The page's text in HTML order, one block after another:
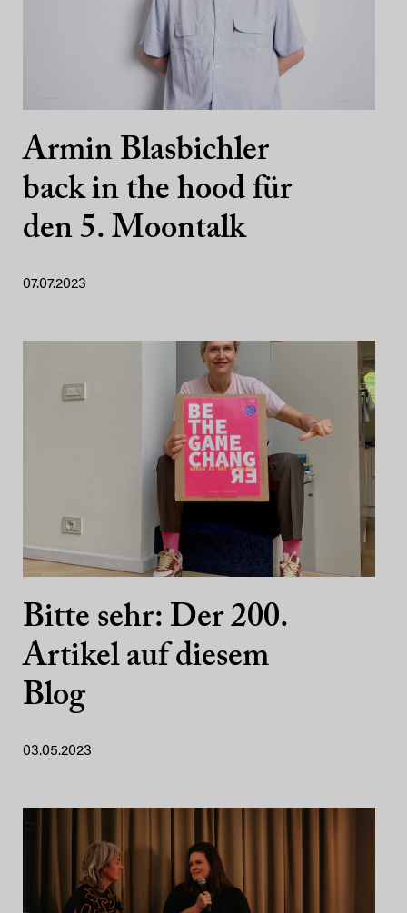
Armin Blasbichler
back in the hood für
den 5. Moontalk
07.07.2023
Bitte sehr: Der 200.
Artikel auf diesem
Blog
03.05.2023